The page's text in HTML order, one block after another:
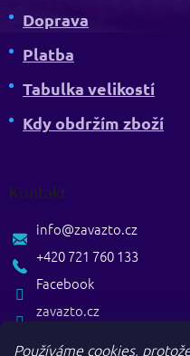
Používáme cookies,
Doprava
Platba
Tabulka velikostí
Kdy obdržím zboží
Kontakt
zavazto.cz
info@zavazto.cz
+420 721 760 133
Facebook